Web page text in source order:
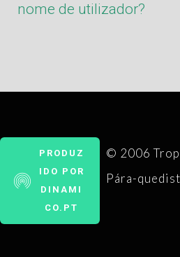
nome de utilizador?
PRODUZ
IDO POR
DINAMI
CO.PT
© 2006
Pára-